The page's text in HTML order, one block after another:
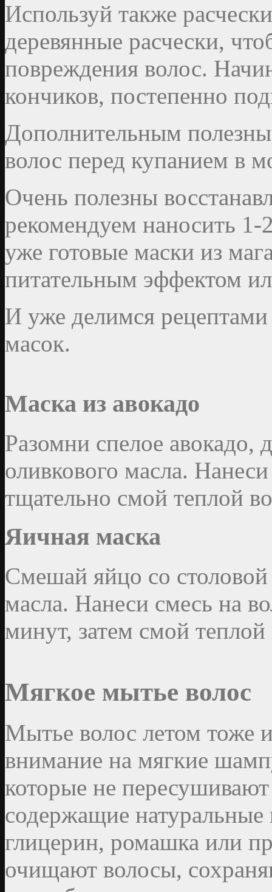
Используй также
деревянные расчески,
повреждения волос.
кончиков, постепенно
Дополнительным
волос перед купанием в
Очень полезны
рекомендуем наносить
уже готовые маски из
питательным эффектом
И уже делимся
масок.
Маска из авокадо
Разомни спелое авокадо,
оливкового масла.
тщательно смой теплой
Яичная маска
Смешай яйцо со
масла. Нанеси смесь на
минут, затем смой
Мягкое мытье волос
Мытье волос летом тоже
внимание на мягкие
которые не
содержащие натуральные
глицерин, ромашка или
очищают волосы,